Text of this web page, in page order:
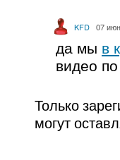
KFD 07
да мы в
видео
Только
могут